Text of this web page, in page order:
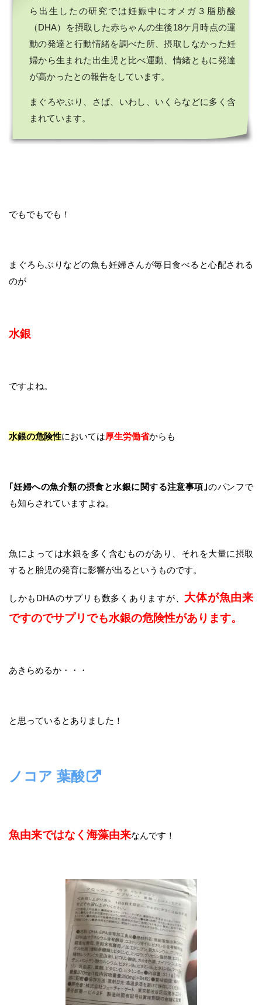
ら出生したの研究では妊娠中にオメガ３脂肪酸
（DHA）を摂取した赤ちゃんの生後18ケ月時点の運
動の発達と行動情緒を調べた所、摂取しなかった妊
婦から生まれた出生児と比べ運動、情緒ともに発達
が高かったとの報告をしています。
まぐろやぶり、さば、いわし、いくらなどに多く含
まれています。
でもでもでも！
まぐろらぶりなどの魚も妊婦さんが毎日食べると心配される
のが
水銀
ですよね。
水銀の危険性においては厚生労働省からも
｢妊婦への魚介類の摂食と水銀に関する注意事項｣のパンフで
も知らされていますよね。
魚によっては水銀を多く含むものがあり、それを大量に摂取
すると胎児の発育に影響が出るというものです。
しかもDHAのサプリも数多くありますが、 大体が魚由来
ですのでサプリでも水銀の危険性があります。
あきらめるか・・・
と思っているとありました！
ノコア 葉酸
魚由来ではなく海藻由来なんです！